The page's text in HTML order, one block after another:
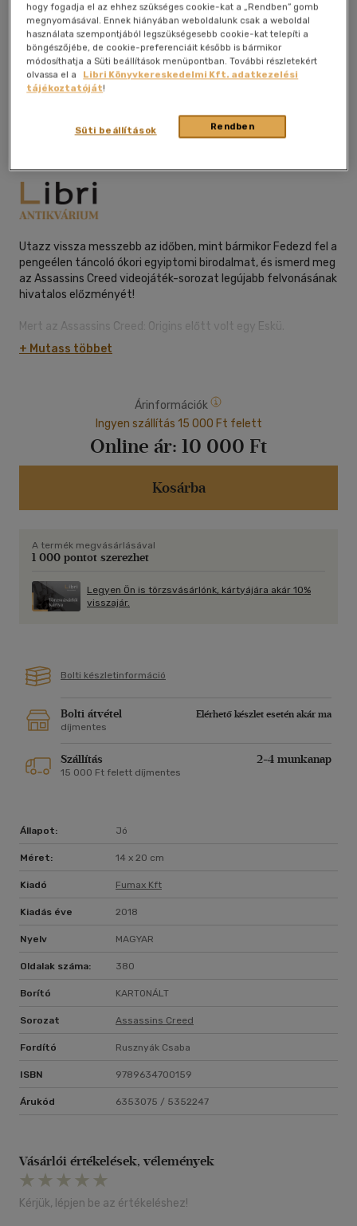
Kívánságlistához adom
Utazz vissza messzebb az időben, mint bármikor Fedezd fel a
pengeélen táncoló ókori egyiptomi birodalmat, és ismerd meg
az Assassins Creed videojáték-sorozat legújabb felvonásának
hivatalos előzményét!
Mert az Assassins Creed: Origins előtt volt egy Eskü.
A hanyatló ókori Egyiptom, Kr. e. 70. Kíméletlen gyilkos tartja
utolsó megmaradt tagjait és örökre eltörölni vérvonalukat.
Az ifjú, tizenéves Bayek egy nap arra ébred, hogy apja, Szíva
város védelmezője minden előzetes jel nélkül távozott.
Tengernyi kérdést hagyott maga mögött: Bayek világa egyik
pillanatról a másikra omlott össze. A kételyektől gyötört fiú
Bayek útra kel a Nílus mentén, dacolva a felbolydult Egyiptom
ezer veszélyével, hogy válaszokat találjon a kérdéseire, és
megküzdjön a sötétséggel.
+ Mutass többet
Árinformációk
Ingyen szállítás 15 000 Ft felett
Online ár: 10 000 Ft
Kosárba
A termék megvásárlásával
1 000 pontot szerezhet
Legyen Ön is törzsvásárlónk, kártyájára akár 10%
visszajár.
Bolti készletinformáció
Bolti átvétel
Elérhető készlet esetén akár ma
díjmentes
Szállítás 2-4 munkanap
15 000 Ft felett díjmentes
Állapot: Jó
Méret: 14 x 20 cm
Kiadó Fumax Kft
Kiadás éve 2018
Nyelv MAGYAR
Oldalak száma: 380
Borító KARTONÁLT
Sorozat Assassins Creed
Fordító Rusznyák Csaba
ISBN 9789634700159
Árukód 6353075 / 5352247
Vásárlói értékelések, vélemények
Kérjük, lépjen be az értékeléshez!
hogy fogadja el az ehhez szükséges cookie-kat a „Rendben” gomb
megnyomásával. Ennek hiányában weboldalunk csak a weboldal
használata szempontjából legszükségesebb cookie-kat telepíti a
böngészőjébe, de cookie-preferenciáit később is bármikor
módosíthatja a Süti beállítások menüpontban. További részletekért
olvassa el a
Libri Könyvkereskedelmi Kft. adatkezelési
tájékoztatóját!
Rendben
Süti beállítások